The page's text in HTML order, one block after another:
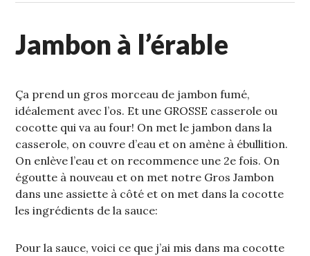
Jambon à l’érable
Ça prend un gros morceau de jambon fumé,
idéalement avec l’os. Et une GROSSE casserole ou
cocotte qui va au four! On met le jambon dans la
casserole, on couvre d’eau et on amène à ébullition.
On enlève l’eau et on recommence une 2e fois. On
égoutte à nouveau et on met notre Gros Jambon
dans une assiette à côté et on met dans la cocotte
les ingrédients de la sauce:
Pour la sauce, voici ce que j’ai mis dans ma cocotte